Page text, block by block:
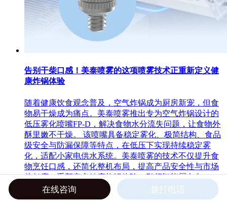
告别干柴口感！美泰喷雾的这项喷雾技术正重新定义健
康炸锅体验
随着健康饮食观念普及，空气炸锅成为厨房新宠，但食
物易干燥成为痛点。美泰喷雾推出专为空气炸锅设计的
低压雾化喷嘴FP-D，解决食物水分流失问题，让食物外
酥里嫩不干燥。 该喷嘴具备稳定雾化、极简结构、食品
级安全与防漏保障等特点，在低压下实现持续稳定雾
化，适配小家电供水系统。美泰喷雾的技术不仅提升食
物烹饪口感，还简化整机布局，提高产品安全性与市场
信任度，重新定义健康炸锅体验，引领智能厨电向...
时间：2025-12-17 查看详情 >>
在线咨询 拨打电话